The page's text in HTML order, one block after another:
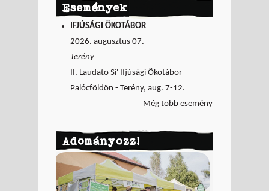
Események
IFJÚSÁGI ÖKOTÁBOR
2026. augusztus 07.
Terény
II. Laudato Si' Ifjúsági Ökotábor
Palócföldön - Terény, aug. 7-12.
Még több esemény
Adományozz!